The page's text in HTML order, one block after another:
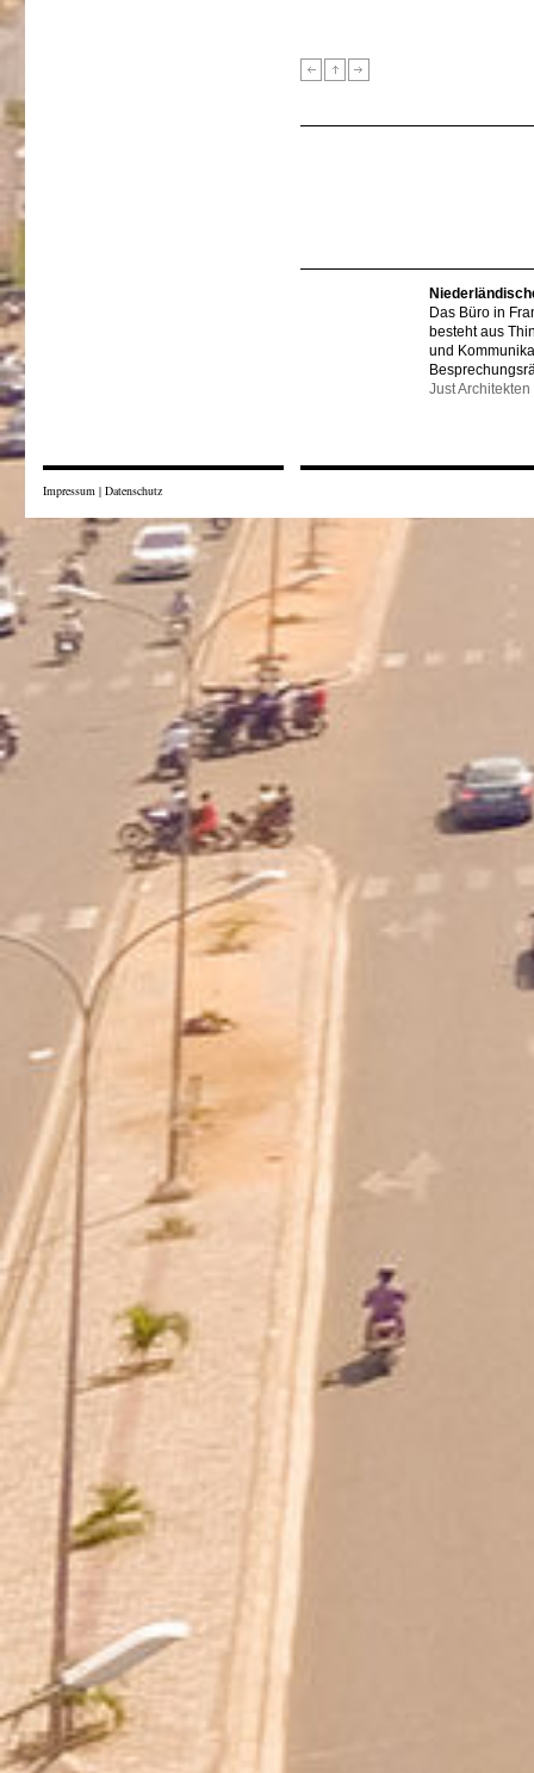
Das Büro in
besteht aus
und
Just Architekten
Impressum | Datenschutz